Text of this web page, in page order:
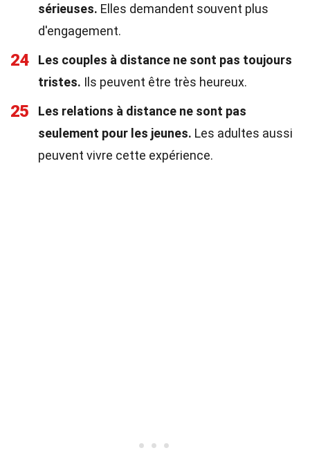
sérieuses. Elles demandent souvent plus
d'engagement.
24
Les couples à distance ne sont pas toujours
tristes. Ils peuvent être très heureux.
25
Les relations à distance ne sont pas
seulement pour les jeunes. Les adultes aussi
peuvent vivre cette expérience.